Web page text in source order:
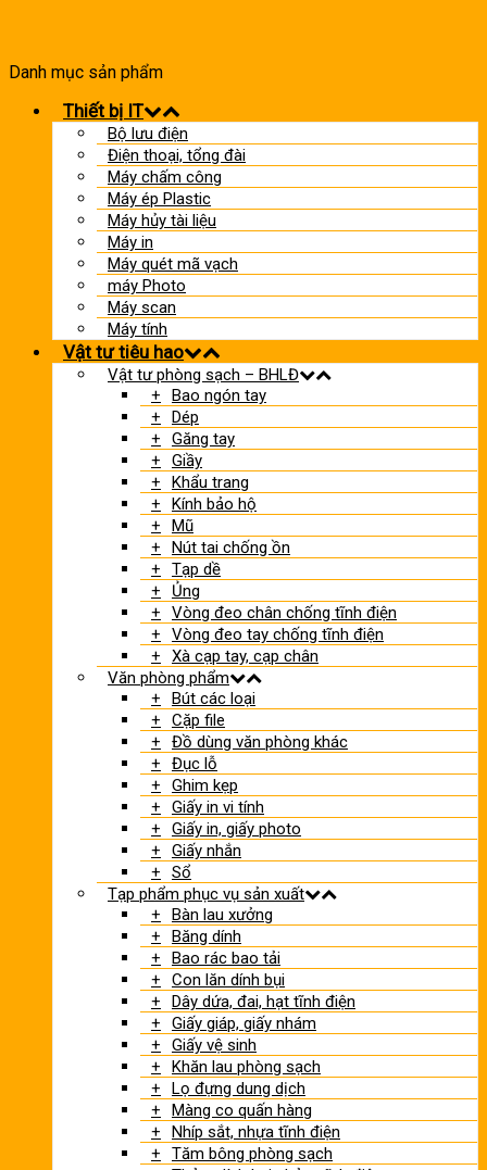
Danh mục sản phẩm
Thiết bị IT
Bộ lưu điện
Điện thoại, tổng đài
Máy chấm công
Máy ép Plastic
Máy hủy tài liệu
Máy in
Máy quét mã vạch
máy Photo
Máy scan
Máy tính
Vật tư tiêu hao
Vật tư phòng sạch – BHLĐ
Bao ngón tay
Dép
Găng tay
Giầy
Khẩu trang
Kính bảo hộ
Mũ
Nút tai chống ồn
Tạp dề
Ủng
Vòng đeo chân chống tĩnh điện
Vòng đeo tay chống tĩnh điện
Xà cạp tay, cạp chân
Văn phòng phẩm
Bút các loại
Cặp file
Đồ dùng văn phòng khác
Đục lỗ
Ghim kẹp
Giấy in vi tính
Giấy in, giấy photo
Giấy nhắn
Sổ
Tạp phẩm phục vụ sản xuất
Bàn lau xưởng
Băng dính
Bao rác bao tải
Con lăn dính bụi
Dây dứa, đai, hạt tĩnh điện
Giấy giáp, giấy nhám
Giấy vệ sinh
Khăn lau phòng sạch
Lọ đựng dung dịch
Màng co quấn hàng
Nhíp sắt, nhựa tĩnh điện
Tăm bông phòng sạch